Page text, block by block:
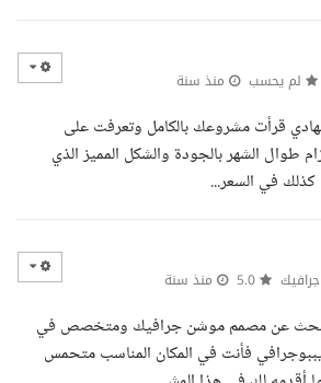
لم يحسب منذ سنة
قرأت مشروعك بالكامل وتعرفت على
طوال الشهر بالجودة والشكل المميز الذي
في السعر...
منذ سنة
عن مصمم موشن جرافيك ومتخصص في
فأنت في المكان المناسب متحمس